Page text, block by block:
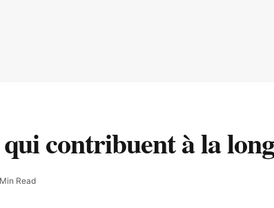
contribuent à la
Read